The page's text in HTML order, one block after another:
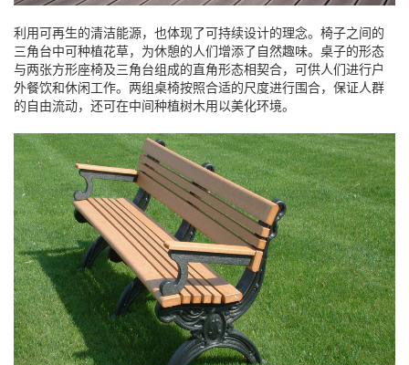
利用可再生的清洁能源，也体现了可持续设计的理念。椅子之间的
三角台中可种植花草，为休憩的人们增添了自然趣味。桌子的形态
与两张方形座椅及三角台组成的直角形态相契合，可供人们进行户
外餐饮和休闲工作。两组桌椅按照合适的尺度进行围合，保证人群
的自由流动，还可在中间种植树木用以美化环境。